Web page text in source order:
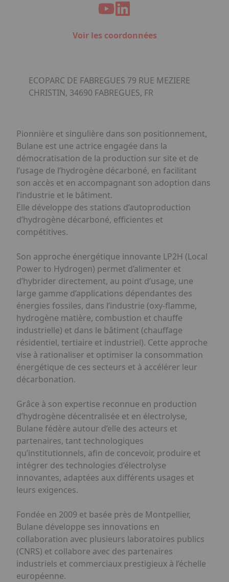
Voir les coordonnées
ECOPARC DE FABREGUES 79 RUE MEZIERE
CHRISTIN, 34690 FABREGUES, FR
Pionnière et singulière dans son positionnement,
Bulane est une actrice engagée dans la
démocratisation de la production sur site et de
l’usage de l’hydrogène décarboné, en facilitant
son accès et en accompagnant son adoption dans
l’industrie et le bâtiment.
Elle développe des stations d’autoproduction
d’hydrogène décarboné, efficientes et
compétitives.
Son approche énergétique innovante LP2H (Local
Power to Hydrogen) permet d’alimenter et
d’hybrider directement, au point d’usage, une
large gamme d’applications dépendantes des
énergies fossiles, dans l’industrie (oxy-flamme,
hydrogène matière, combustion et chauffe
industrielle) et dans le bâtiment (chauffage
résidentiel, tertiaire et industriel). Cette approche
vise à rationaliser et optimiser la consommation
énergétique de ces secteurs et à accélérer leur
décarbonation.
Grâce à son expertise reconnue en production
d’hydrogène décentralisée et en électrolyse,
Bulane fédère autour d’elle des acteurs et
partenaires, tant technologiques
qu’institutionnels, afin de concevoir, produire et
intégrer des technologies d’électrolyse
innovantes, adaptées aux différents usages et
leurs exigences.
Fondée en 2009 et basée près de Montpellier,
Bulane développe ses innovations en
collaboration avec plusieurs laboratoires publics
(CNRS) et collabore avec des partenaires
industriels et commerciaux prestigieux à l’échelle
européenne.